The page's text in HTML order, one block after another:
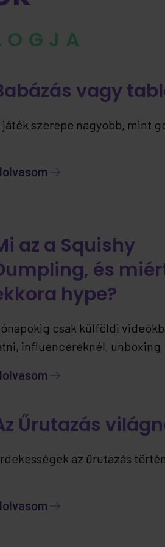
vagy
játék szerepe nagyobb, mint
az a Squishy
és
hype?
csak külföldi
influencereknél, unboxing
– ráadásul jelenleg
Űrutazás
az űrutazás